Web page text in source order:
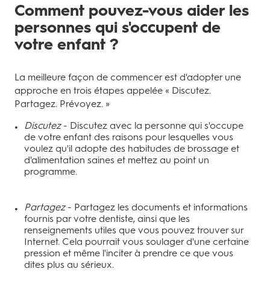
Comment pouvez-vous aider les
personnes qui s'occupent de
votre enfant ?
La meilleure façon de commencer est d'adopter une
approche en trois étapes appelée « Discutez.
Partagez. Prévoyez. »
Discutez- Discutez avec la personne qui s'occupe
de votre enfant des raisons pour lesquelles vous
voulez qu'il adopte des habitudes de brossage et
d'alimentation saines et mettez au point un
programme.
Partagez- Partagez les documents et informations
fournis par votre dentiste, ainsi que les
renseignements utiles que vous pouvez trouver sur
Internet. Cela pourrait vous soulager d'une certaine
pression et même l'inciter à prendre ce que vous
dites plus au sérieux.